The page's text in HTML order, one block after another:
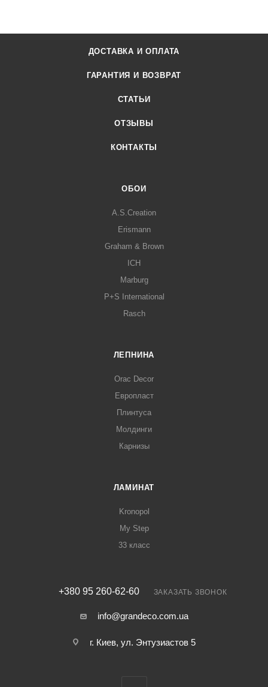
ДОСТАВКА И ОПЛАТА
ГАРАНТИЯ И ВОЗВРАТ
СТАТЬИ
ОТЗЫВЫ
КОНТАКТЫ
ОБОИ
A.S.Creation
Erismann
Graham & Brown
ICH
Marburg
P+S International
Rasch
ЛЕПНИНА
Orac Decor
Европласт
Плинтуса
Молдинги
Карнизы
ЛАМИНАТ
Kronopol
My Step
33 класс
+380 95 260-62-60 ЗАКАЗАТЬ ЗВОНОК
info@grandeco.com.ua
г. Киев, ул. Энтузиастов 5